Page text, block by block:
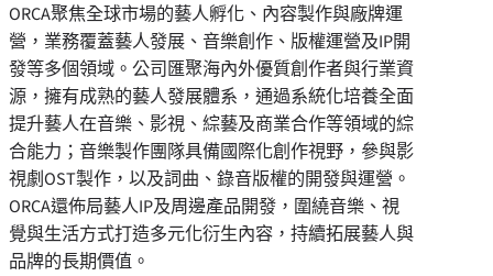
ORCA聚焦全球市場的藝人孵化、內容製作與廠牌運
營，業務覆蓋藝人發展、音樂創作、版權運營及IP開
發等多個領域。公司匯聚海內外優質創作者與行業資
源，擁有成熟的藝人發展體系，通過系統化培養全面
提升藝人在音樂、影視、綜藝及商業合作等領域的綜
合能力；音樂製作團隊具備國際化創作視野，參與影
視劇OST製作，以及詞曲、錄音版權的開發與運營。
ORCA還佈局藝人IP及周邊產品開發，圍繞音樂、視
覺與生活方式打造多元化衍生內容，持續拓展藝人與
品牌的長期價值。